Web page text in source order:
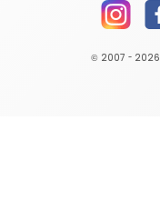
© 2007 - 2026